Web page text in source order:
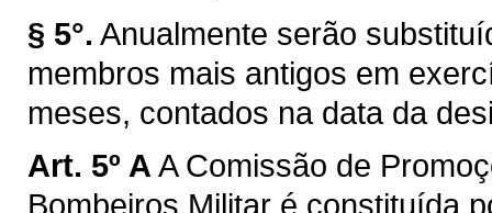
§ 5°. Anualmente serão
membros mais antigos em
meses, contados na data da
Art. 5º A A Comissão de
Bombeiros Militar é constituída